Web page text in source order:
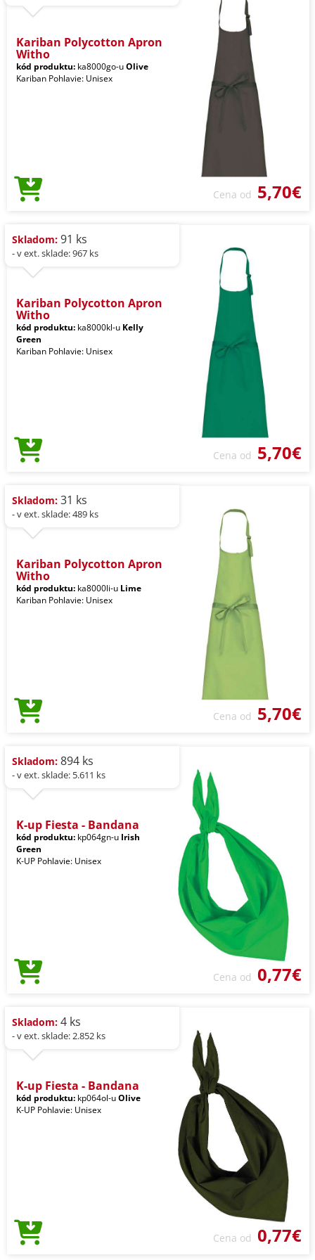
Kariban Polycotton Apron
Witho
kód produktu: ka8000go-uOlive
Kariban Pohlavie: Unisex
Cena od 5,70€
Skladom: 91 ks
- v ext. sklade: 967 ks
Kariban Polycotton Apron
Witho
kód produktu: ka8000kl-u Kelly
Green
Kariban Pohlavie: Unisex
Cena od 5,70€
Skladom: 31 ks
- v ext. sklade: 489 ks
Kariban Polycotton Apron
Witho
kód produktu: ka8000li-u Lime
Kariban Pohlavie: Unisex
Cena od 5,70€
Skladom: 894 ks
- v ext. sklade: 5.611 ks
K-up Fiesta - Bandana
kód produktu: kp064gn-u Irish
Green
K-UP Pohlavie: Unisex
Cena od 0,77€
Skladom: 4 ks
- v ext. sklade: 2.852 ks
K-up Fiesta - Bandana
kód produktu: kp064ol-uOlive
K-UP Pohlavie: Unisex
Cena od 0,77€